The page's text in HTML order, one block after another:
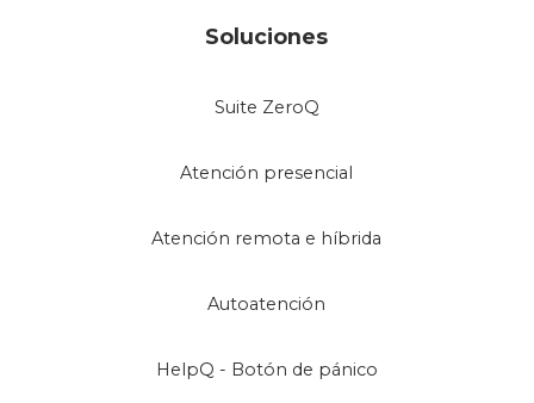
Soluciones
Suite ZeroQ
Atención presencial
Atención remota e híbrida
Autoatención
HelpQ - Botón de pánico